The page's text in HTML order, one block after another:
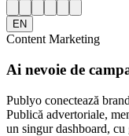
EN
Content Marketing
Ai nevoie de
Publyo conectează
Publică advertoriale,
un singur dashboard,